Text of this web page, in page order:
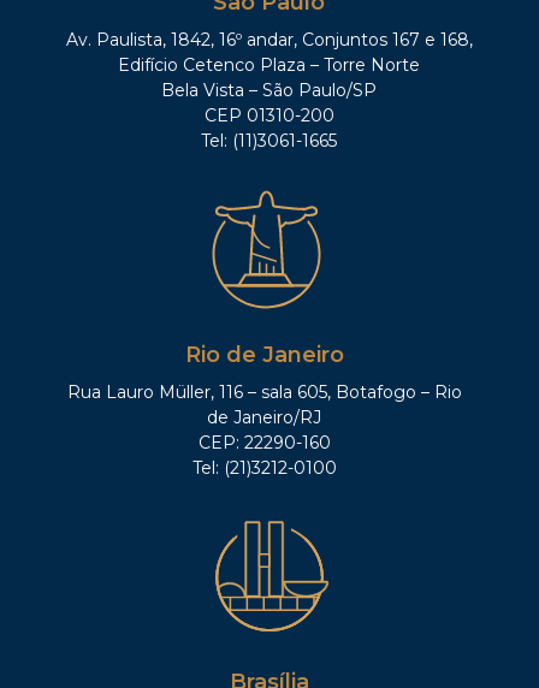
Av. Paulista, 1842, 16º andar, Conjuntos 167 e 168,
Edifício Cetenco Plaza – Torre Norte
Bela Vista – São Paulo/SP
CEP 01310-200
Tel: (11)3061-1665
Rio de Janeiro
Rua Lauro Müller, 116 – sala 605, Botafogo – Rio
de Janeiro/RJ
CEP: 22290-160
Tel: (21)3212-0100
Brasília